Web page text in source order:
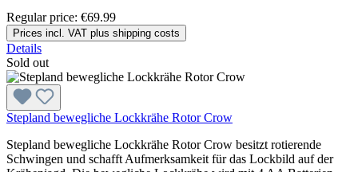
Regular price: €69.99
Prices incl. VAT plus shipping costs
Details
Sold out
Stepland bewegliche Lockkrähe Rotor Crow
Stepland bewegliche Lockkrähe Rotor Crow besitzt rotierende
Schwingen und schafft Aufmerksamkeit für das Lockbild auf der